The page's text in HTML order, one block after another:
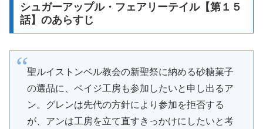
シュガーアップル・フェアリーテイル【第１５
話】のあらすじ
聖ルイストンベル教会の新聖祭に納める砂糖菓子
の選品に、ペイジ工房も参加したいと申し出るア
ン。グレンは先代の方針により参加を拒否する
が、アンは工房を立て直すきっかけにしたいと考